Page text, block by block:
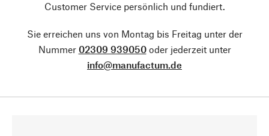
Customer Service persönlich und fundiert.
Sie erreichen uns von Montag bis Freitag unter der
Nummer 02309 939050oder jederzeit unter
info@manufactum.de